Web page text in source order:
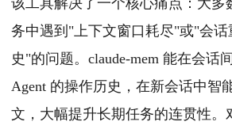
该工具解决了一个核心痛点：大多
务中遇到"上下文窗口耗尽"或"会话
史"的问题。claude-mem 能在会话
Agent 的操作历史，在新会话中智
文，大幅提升长期任务的连贯性。